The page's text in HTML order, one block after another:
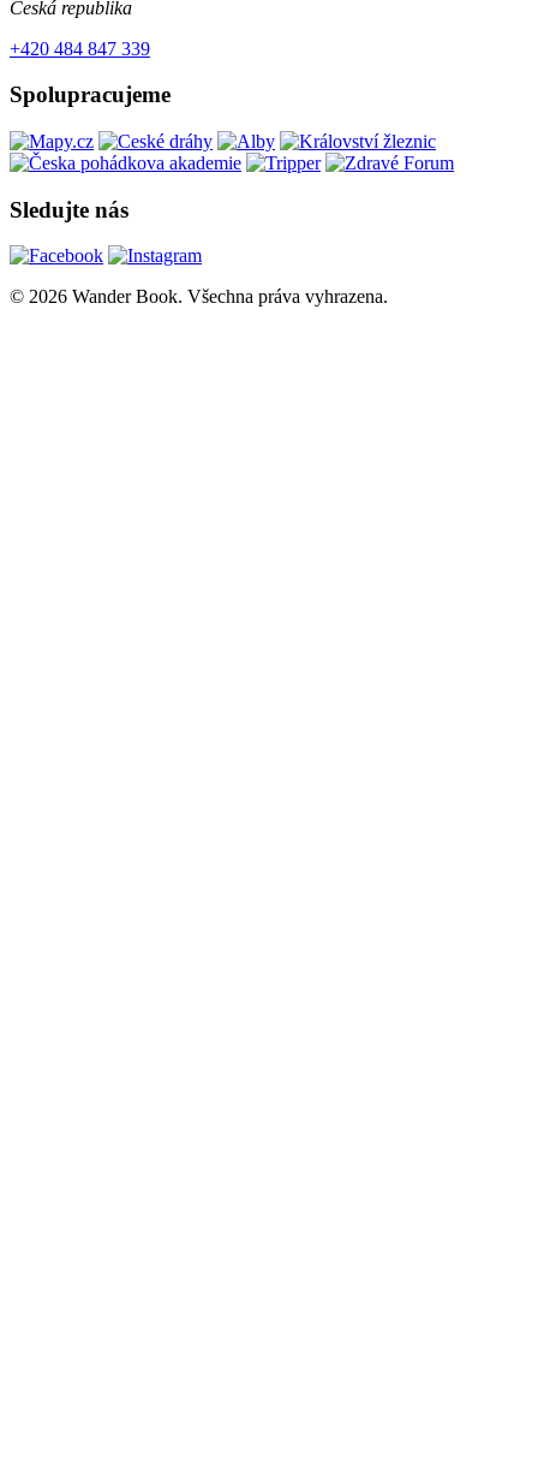
Česká republika
+420 484 847 339
Spolupracujeme
Sledujte nás
© 2026 Wander Book. Všechna práva vyhrazena.